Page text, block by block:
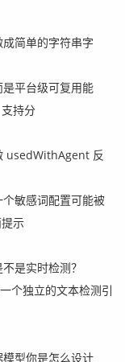
简单的字符串字
平台级可复用能
持分
usedWithAgent 反
敏感词配置可能被
示
是实时检测？
个独立的文本检测引
型你是怎么设计